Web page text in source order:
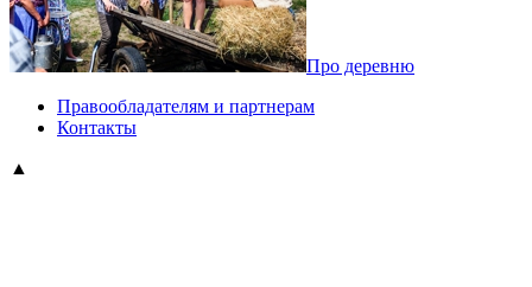
Про деревню
Правообладателям и партнерам
Контакты
▲